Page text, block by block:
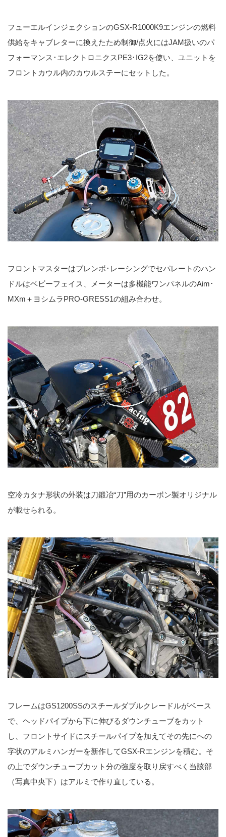
フューエルインジェクションのGSX-R1000K9エンジンの燃料
供給をキャブレターに換えたため制御/点火にはJAM扱いのパ
フォーマンス･エレクトロニクスPE3･IG2を使い、ユニットを
フロントカウル内のカウルステーにセットした。
フロントマスターはブレンボ･レーシングでセパレートのハン
ドルはベビーフェイス、メーターは多機能ワンパネルのAim･
MXm＋ヨシムラPRO-GRESS1の組み合わせ。
空冷カタナ形状の外装は刀鍛冶“刀”用のカーボン製オリジナル
が載せられる。
フレームはGS1200SSのスチールダブルクレードルがベース
で、ヘッドパイプから下に伸びるダウンチューブをカット
し、フロントサイドにスチールパイプを加えてその先にへの
字状のアルミハンガーを新作してGSX-Rエンジンを積む。そ
の上でダウンチューブカット分の強度を取り戻すべく当該部
（写真中央下）はアルミで作り直している。